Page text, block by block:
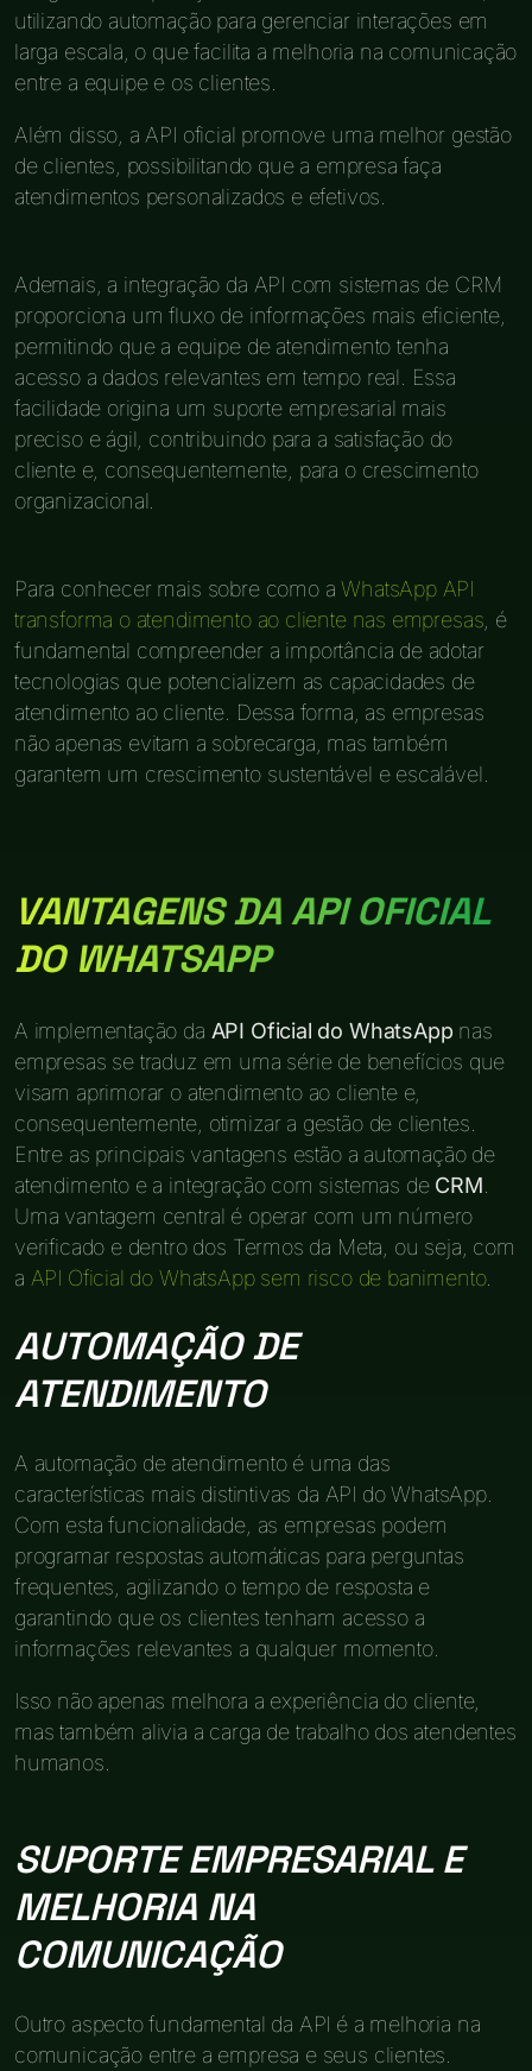
utilizando automação para gerenciar interações em
larga escala, o que facilita a melhoria na comunicação
entre a equipe e os clientes.
Além disso, a API oficial promove uma melhor gestão
de clientes, possibilitando que a empresa faça
atendimentos personalizados e efetivos.
Ademais, a integração da API com sistemas de CRM
proporciona um fluxo de informações mais eficiente,
permitindo que a equipe de atendimento tenha
acesso a dados relevantes em tempo real. Essa
facilidade origina um suporte empresarial mais
preciso e ágil, contribuindo para a satisfação do
cliente e, consequentemente, para o crescimento
organizacional.
Para conhecer mais sobre como aWhatsApp API
transforma o atendimento ao cliente nas empresas , é
fundamental compreender a importância de adotar
tecnologias que potencializem as capacidades de
atendimento ao cliente. Dessa forma, as empresas
não apenas evitam a sobrecarga, mas também
garantem um crescimento sustentável e escalável.
VANTAGENS DA API OFICIAL
DO WHATSAPP
A implementação da API Oficial do WhatsApp nas
empresas se traduz em uma série de benefícios que
visam aprimorar o atendimento ao cliente e,
consequentemente, otimizar a gestão de clientes.
Entre as principais vantagens estão a automação de
atendimento e a integração com sistemas de CRM
Uma vantagem central é operar com um número
verificado e dentro dos Termos da Meta, ou seja, com
a API Oficial do WhatsApp sem risco de banimento.
AUTOMAÇÃO DE
ATENDIMENTO
A automação de atendimento é uma das
características mais distintivas da API do WhatsApp.
Com esta funcionalidade, as empresas podem
programar respostas automáticas para perguntas
frequentes, agilizando o tempo de resposta e
garantindo que os clientes tenham acesso a
informações relevantes a qualquer momento.
Isso não apenas melhora a experiência do cliente,
mas também alivia a carga de trabalho dos atendentes
humanos.
SUPORTE EMPRESARIAL E
MELHORIA NA
COMUNICAÇÃO
Outro aspecto fundamental da API é a melhoria na
comunicação entre a empresa e seus clientes.